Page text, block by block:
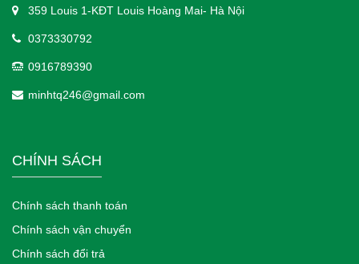
359 Louis 1-KĐT Louis Hoàng Mai- Hà Nội
0373330792
0916789390
minhtq246@gmail.com
CHÍNH SÁCH
Chính sách thanh toán
Chính sách vận chuyển
Chính sách đổi trả